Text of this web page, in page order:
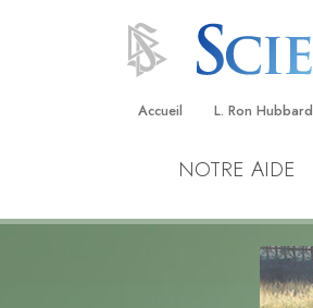
Accueil L. Ron Hubbard
NOTRE AIDE